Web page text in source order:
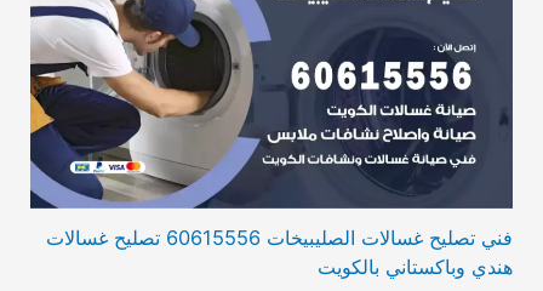
فني تصليح غسالات الصليبيخات 60615556 تصليح غسالات
هندي وباكستاني بالكويت